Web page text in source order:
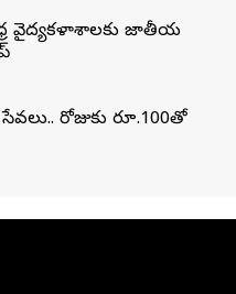
వైద్యకళాశాలకు జాతీయ
రోజుకు రూ.100తో